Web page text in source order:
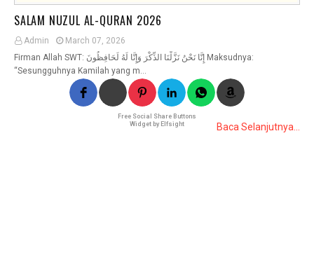
SALAM NUZUL AL-QURAN 2026
Admin
March 07, 2026
Firman Allah SWT: إِنَّا نَحْنُ نَزَّلْنَا الذِّكْرَ وَإِنَّا لَهُ لَحَافِظُونَ Maksudnya:
“Sesungguhnya Kamilah yang m…
Free Social Share Buttons
Widget by Elfsight
Baca Selanjutnya...